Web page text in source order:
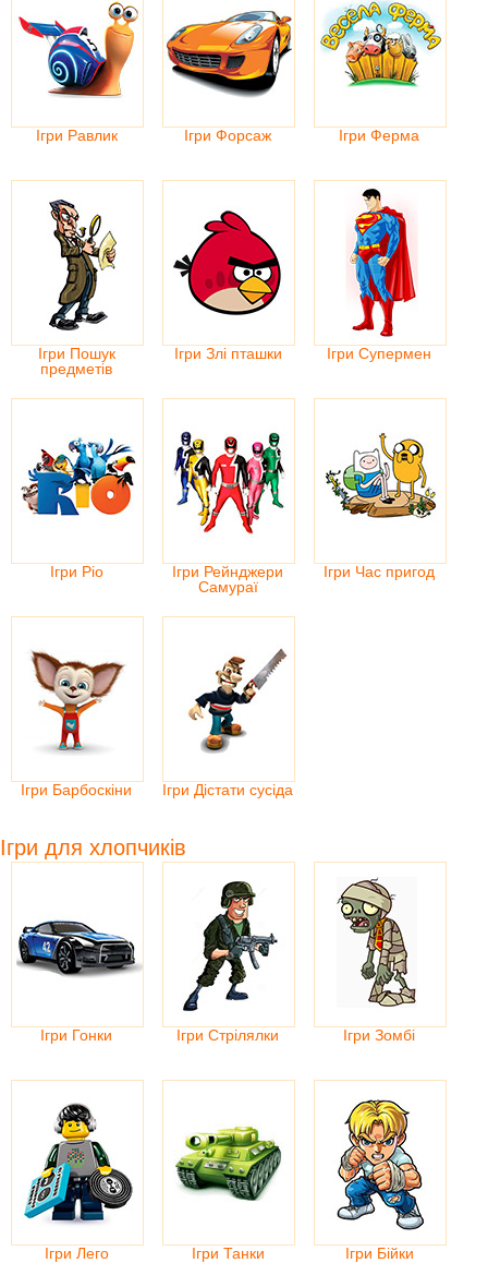
Ігри Равлик Ігри Форсаж Ігри Ферма
Ігри Пошук
предметів
Ігри Злі пташки Ігри Супермен
Ігри Ріо
Ігри Рейнджери
Самураї
Ігри Час пригод
Ігри Барбоскіни Ігри Дістати сусіда
Ігри для хлопчиків
Ігри Гонки Ігри Стрілялки Ігри Зомбі
Ігри Лего Ігри Танки Ігри Бійки